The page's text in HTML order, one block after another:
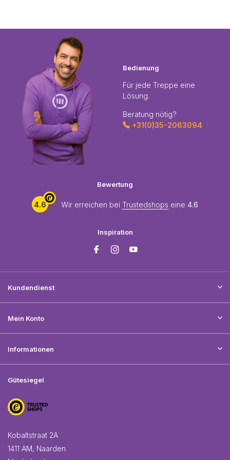
Bedienung
Für jede Treppe eine
Lösung.
Beratung nötig?
+31(0)35-2063094
Bewertung
4.6 Wir erreichen bei Trustedshops eine 4.6
Inspiration
Kundendienst
Mein Konto
Informationen
Gütesiegel
Kobaltstraat 2A
1411 AM, Naarden